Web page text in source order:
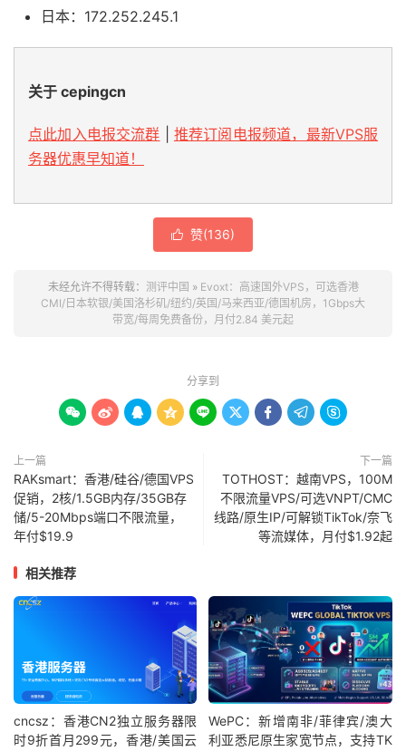
日本：172.252.245.1
关于 cepingcn
点此加入电报交流群
推荐订阅电报频道，最新VPS服
务器优惠早知道！
 赞(136)
未经允许不得转载： 测评中国 » Evoxt：高速国外VPS，可选香港
CMI/日本软银/美国洛杉矶/纽约/英国/马来西亚/德国机房，1Gbps大
带宽/每周免费备份，月付2.84 美元起
分享到
        
上一篇
RAKsmart：香港/硅谷/德国VPS
促销，2核/1.5GB内存/35GB存
储/5-20Mbps端口不限流量，
年付$19.9
下一篇
TOTHOST：越南VPS，100M
不限流量VPS/可选VNPT/CMC
线路/原生IP/可解锁TikTok/奈飞
等流媒体，月付$1.92起
相关推荐
cncsz：香港CN2独立服务器限
时9折首月299元，香港/美国云
WePC：新增南非/菲律宾/澳大
利亚悉尼原生家宽节点，支持TK